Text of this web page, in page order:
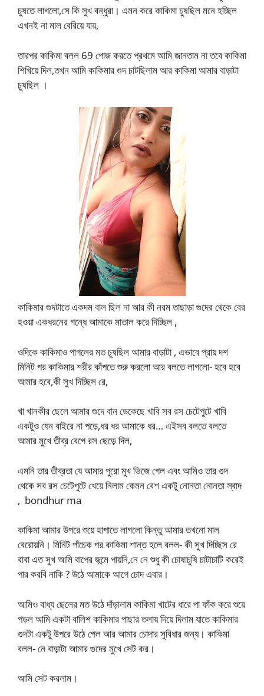
চুষতে লাগলো,সে কি সুখ বন্ধুরা। এমন করে কাকিমা চুষছিল মনে হচ্ছিল
এখনই না মাল বেরিয়ে যায়,
তারপর কাকিমা বলল 69 পোজ করতে প্রথমে আমি জানতাম না তবে কাকিমা
শিখিয়ে দিল,তখন আমি কাকিমার গুদ চাটছিলাম আর কাকিমা আমার বাড়াটা
চুষছিল ।
কাকিমার গুদটাতে একদম বাল ছিল না আর কী নরম তাছাড়া গুদের থেকে বের
হওয়া একধরনের গন্ধে আমাকে মাতাল করে দিচ্ছিল ,
ওদিকে কাকিমাও পাগলের মত চুষছিল আমার বাড়াটা , এভাবে প্রায় দশ
মিনিট পর কাকিমার শরীর কাঁপতে শুরু করলো আর বলতে লাগলো- হবে হবে
আমার হবে,কী সুখ দিচ্ছিস রে,
খা খানকীর ছেলে আমার গুদে বান ডেকেছে খাবি সব রস চেটেপুটে খাবি
একটুও যেন বাইরে না পড়ে,ধর ধর আমাকে ধর… এইসব বলতে বলতে
আমার মুখে তীব্র বেগে রস ছেড়ে দিল,
এমনি তার তীব্রতা যে আমার পুরো মুখ ভিজে গেল এবং আমিও তার গুদ
থেকে সব রস চেটেপুটে খেয়ে নিলাম কেমন বেশ একটু নোনতা নোনতা স্বাদ
, bondhur ma
কাকিমা আমার উপরে শুয়ে হাপাতে লাগলো কিন্তু আমার তখনো মাল
বেরোয়নি। মিনিট পাঁচেক পর কাকিমা শান্ত হলে বলল- কী সুখ দিচ্ছিস রে
বাবা এত সুখ আমি বাপের জন্মে পায়নি,নে নে শুধু কী চোষাচুষি চাটাচাটি করেই
পার করবি নাকি ?‌ উঠে আমাকে আগে চোদ এবার।
আমিও বাধ্য ছেলের মত উঠে দাঁড়ালাম কাকিমা খাটের ধারে পা ফাঁক করে শুয়ে
পড়ল আমি একটা বালিশ কাকিমার পাছার তলায় দিয়ে দিলাম যাতে কাকিমার
গুদটা একটু উপরে উঠে গেল আর আমার চোদার সুবিধার জন্য। কাকিমা
বলল- নে বাড়াটা আমার গুদের মুখে সেট কর।
আমি সেট করলাম।